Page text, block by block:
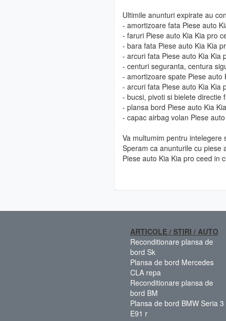
Ultimile anunturi expirate au
- amortizoare fata Piese auto
- faruri Piese auto Kia Kia pro
- bara fata Piese auto Kia Kia
- arcuri fata Piese auto Kia Kia
- centuri seguranta, centura
- amortizoare spate Piese auto
- arcuri fata Piese auto Kia Kia
- bucsi, pivoti si bielete directie
- plansa bord Piese auto Kia
- capac airbag volan Piese
Va multumim pentru
Speram ca anunturile cu piese
Piese auto Kia Kia pro ceed in
ARTICOLE / STIRI / AUTO
Reconditionare plansa de
bord Sk
Plansa de bord Mercedes
CLA repa
Reconditionare plansa de
bord BM
Plansa de bord BMW Seria 3
E91 r